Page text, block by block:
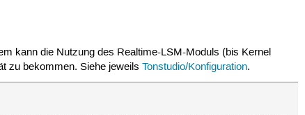
kann die Nutzung des Realtime-LSM-Moduls (bis Kernel
zu bekommen. Siehe jeweilsTonstudio/Konfiguration.